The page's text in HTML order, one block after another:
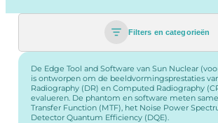
Filters en categorieën
De Edge Tool and Software van Sun Nuclear
is ontworpen om de beeldvormingsprestaties
Radiography (DR) en Computed Radiography
evalueren. De phantom en software meten
Transfer Function (MTF), het Noise Power
Detector Quantum Efficiency (DQE).